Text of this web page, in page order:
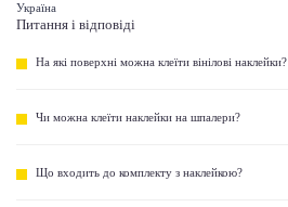
Україна
Питання і відповіді
На які поверхні можна клеїти вінілові наклейки?
Чи можна клеїти наклейки на шпалери?
Що входить до комплекту з наклейкою?